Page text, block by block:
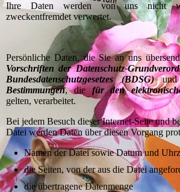
Ihre Daten werden von uns nicht
zweckentfremdet verwertet.
Persönliche Daten, die Sie an uns
Vorschriften der Daten­schutz-
Bundes­datenschutz­gesetzes (BDSG)und
Bestimmungen, diefür den
gelten, verarbeitet.
Bei jedem Besuch dieser Internet-Seite und
Datei werden Daten über diesen Vorgang
Namen der Datei sowie Datum und
die Seiten, von der aus die Datei
die übertragene Datenmenge